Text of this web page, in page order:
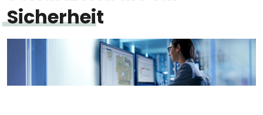
Sicherheit